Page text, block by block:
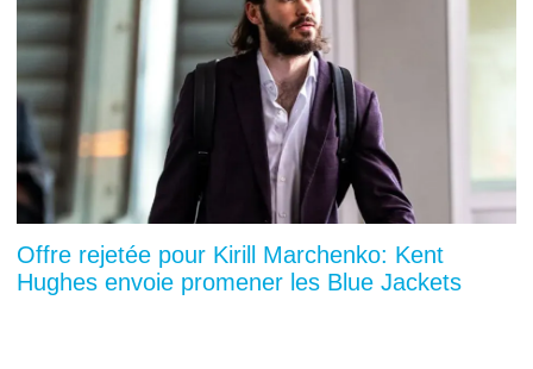
Offre rejetée pour Kirill Marchenko: Kent
Hughes envoie promener les Blue Jackets